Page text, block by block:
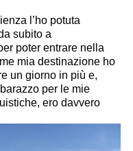
l’ho potuta
subito a
poter entrare nella
mia destinazione ho
un giorno in più e,
per le mie
ero davvero